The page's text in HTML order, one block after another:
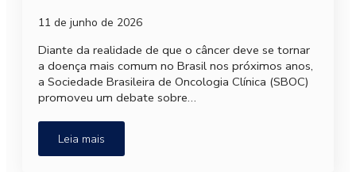
11 de junho de 2026
Diante da realidade de que o câncer deve se tornar
a doença mais comum no Brasil nos próximos anos,
a Sociedade Brasileira de Oncologia Clínica (SBOC)
promoveu um debate sobre…
Leia mais